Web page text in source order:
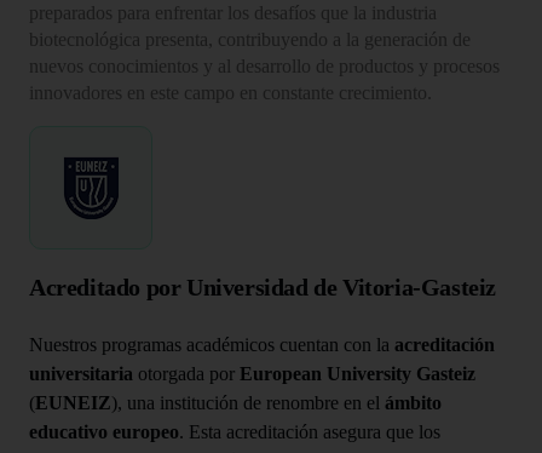
preparados para enfrentar los desafíos que la industria
biotecnológica presenta, contribuyendo a la generación de
nuevos conocimientos y al desarrollo de productos y procesos
innovadores en este campo en constante crecimiento.
Acreditado por Universidad de Vitoria-Gasteiz
Nuestros programas académicos cuentan con la acreditación
universitaria otorgada por European University Gasteiz
(EUNEIZ), una institución de renombre en el ámbito
educativo europeo. Esta acreditación asegura que los